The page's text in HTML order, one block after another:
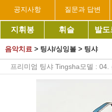
공지사항 질문과 답변
지휘봉 휘슬 발도
음악치료 > 팅샤/싱잉볼 > 팅샤
프리미엄 팅샤 Tingsha모델 :